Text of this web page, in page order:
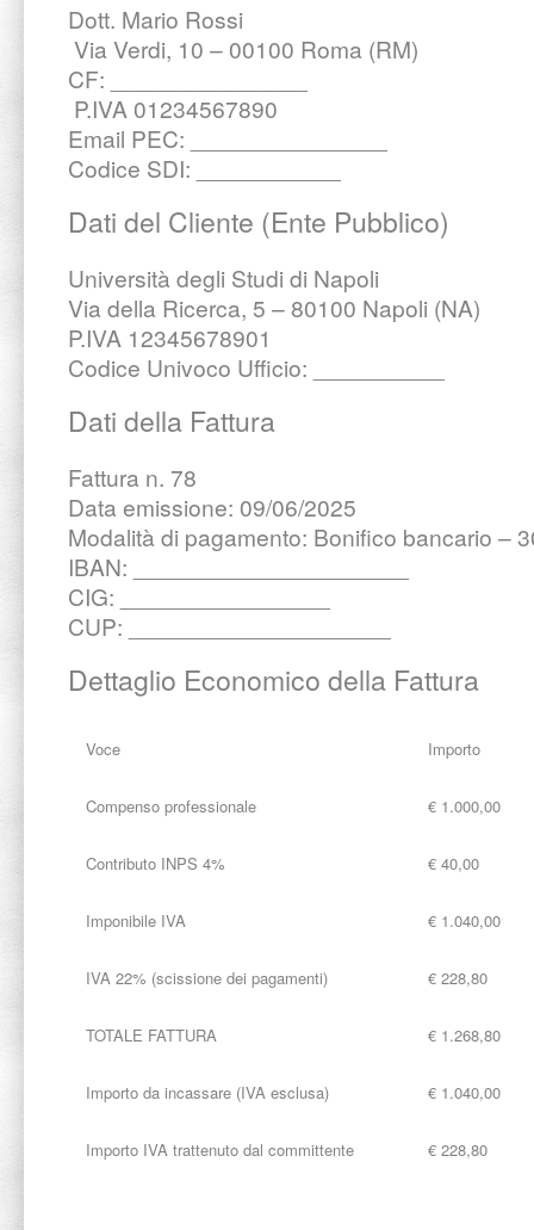
Dott. Mario Rossi
Via Verdi, 10 – 00100 Roma (RM)
CF: _______________
P.IVA 01234567890
Email PEC: _______________
Codice SDI: ___________
Dati del Cliente (Ente Pubblico)
Università degli Studi di Napoli
Via della Ricerca, 5 – 80100 Napoli (NA)
P.IVA 12345678901
Codice Univoco Ufficio: __________
Dati della Fattura
Fattura n. 78
Data emissione: 09/06/2025
Modalità di pagamento: Bonifico bancario –
IBAN: _____________________
CIG: ________________
CUP: ____________________
Dettaglio Economico della Fattura
Voce Importo
Compenso professionale € 1.000,00
Contributo INPS 4% € 40,00
Imponibile IVA € 1.040,00
IVA 22% (scissione dei pagamenti) € 228,80
TOTALE FATTURA € 1.268,80
Importo da incassare (IVA esclusa) € 1.040,00
Importo IVA trattenuto dal committente € 228,80